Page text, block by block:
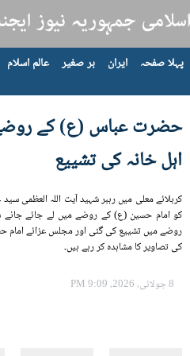
پہلا صفحہ ایران بر صغیر عالم اسلام
حضرت عباس (ع) کے
اہل خانہ کی تشییع
کربلائے معلی میں رہبر شہید آيت اللہ العظمی
کو امام حسین (ع) کے روضے میں لے جائے
روضے میں تشییع کی گئی اور مجلس عزائے امام
کی تصاویر کا مشاہدہ کر رہے ہیں۔
8 جولائی، 2026، 9:09 PM